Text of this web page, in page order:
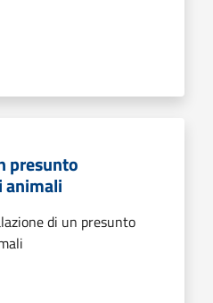
presunto
di un presunto